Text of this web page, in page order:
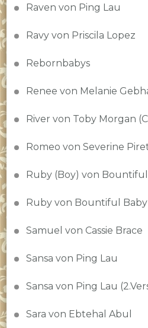
Raven von Ping Lau
Ravy von Priscila Lopez
Rebornbabys
Renee von Melanie
River von Toby Morgan
Romeo von Severine
Ruby (Boy) von
Ruby von Bountiful Baby
Samuel von Cassie Brace
Sansa von Ping Lau
Sansa von Ping Lau
Sara von Ebtehal Abul